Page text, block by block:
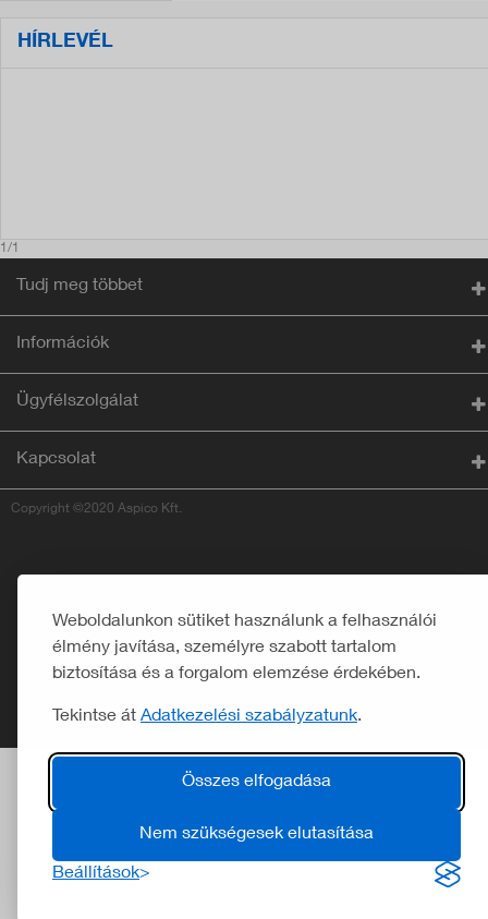
Weboldalunkon sütiket használunk a felhasználói
élmény javítása, személyre szabott tartalom
biztosítása és a forgalom elemzése érdekében.
Tekintse át Adatkezelési szabályzatunk.
Összes elfogadása
Nem szükségesek elutasítása
Beállítások
HÍRLEVÉL
1/1
Tudj meg többet
Információk
Ügyfélszolgálat
Kapcsolat
Copyright ©2020 Aspico Kft.